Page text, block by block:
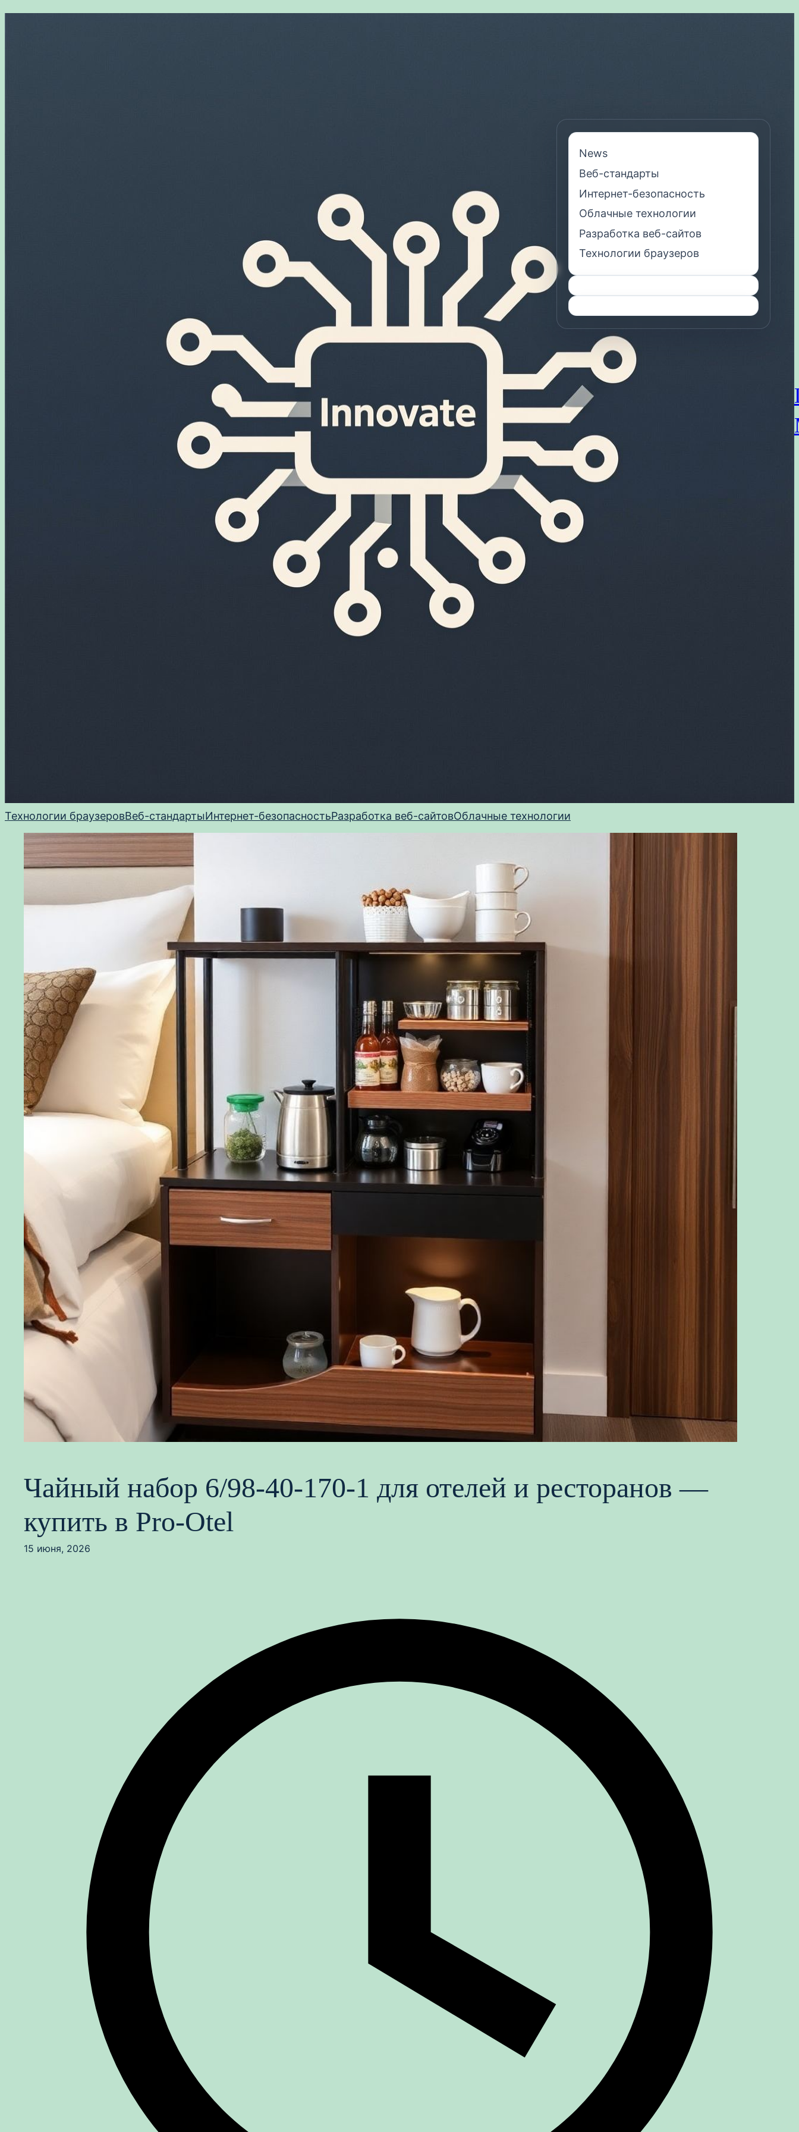
Перейти
Технологии браузеровВеб-стандартыИнтернет-безопасностьРазработка веб-сайтовОблачные технологии
Чайный набор 6/98-40-170-1 для отелей и ресторанов —
купить в Pro-Otel
15 июня, 2026
News
Веб-стандарты
Интернет-безопасность
Облачные технологии
Разработка веб-сайтов
Технологии браузеров